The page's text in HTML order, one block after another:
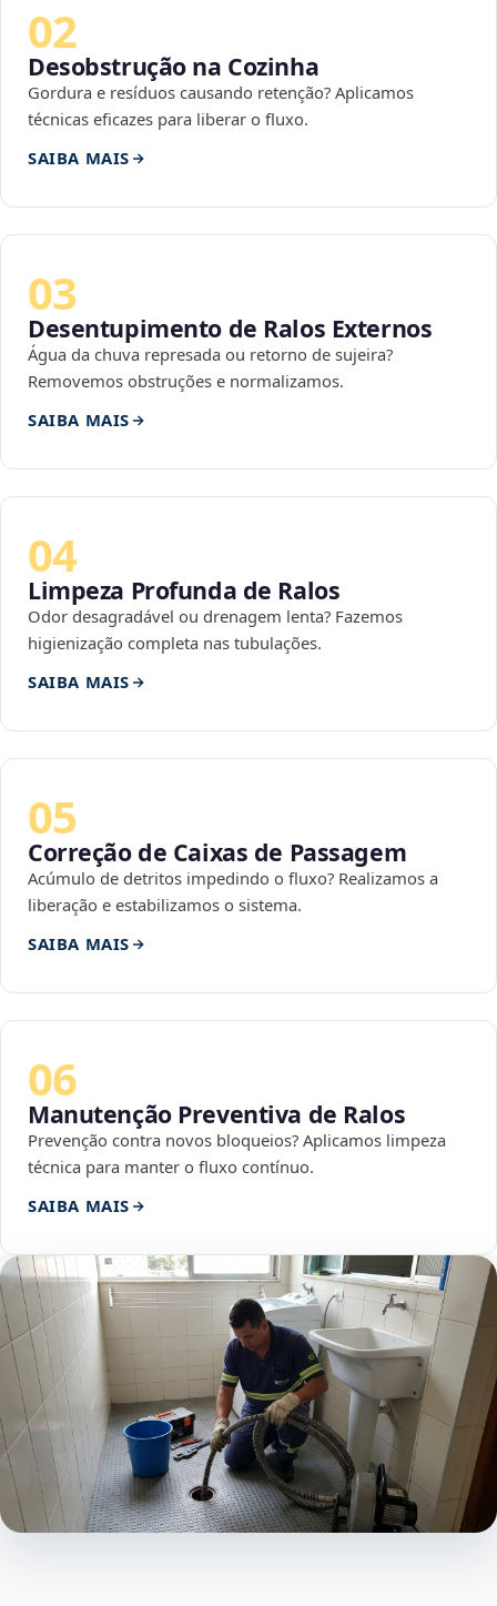
02
Desobstrução na Cozinha
Gordura e resíduos causando retenção? Aplicamos
técnicas eficazes para liberar o fluxo.
SAIBA MAIS
03
Desentupimento de Ralos Externos
Água da chuva represada ou retorno de sujeira?
Removemos obstruções e normalizamos.
SAIBA MAIS
04
Limpeza Profunda de Ralos
Odor desagradável ou drenagem lenta? Fazemos
higienização completa nas tubulações.
SAIBA MAIS
05
Correção de Caixas de Passagem
Acúmulo de detritos impedindo o fluxo? Realizamos a
liberação e estabilizamos o sistema.
SAIBA MAIS
06
Manutenção Preventiva de Ralos
Prevenção contra novos bloqueios? Aplicamos limpeza
técnica para manter o fluxo contínuo.
SAIBA MAIS